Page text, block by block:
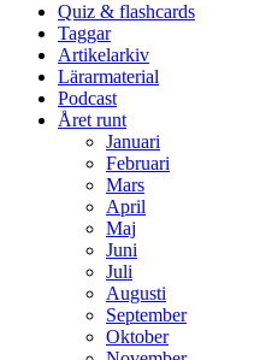
Quiz & flashcards
Taggar
Artikelarkiv
Lärarmaterial
Podcast
Året runt
Januari
Februari
Mars
April
Maj
Juni
Juli
Augusti
September
Oktober